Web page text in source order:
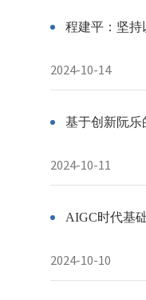
程建平：坚持
2024-10-14
基于创新阮乐的传承优
2024-10-11
AIGC时代基础教育
2024-10-10